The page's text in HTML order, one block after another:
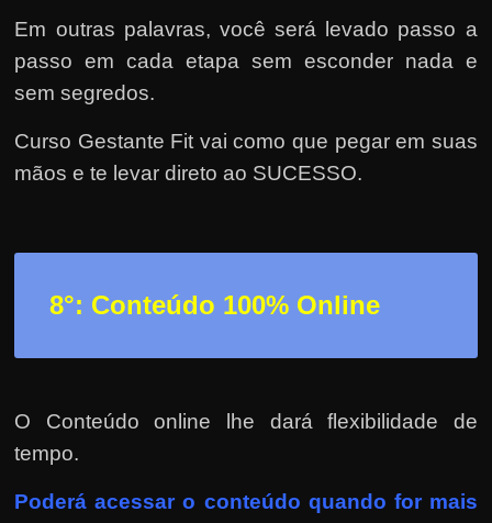
Em outras palavras, você será levado passo a
passo em cada etapa sem esconder nada e
sem segredos.
Curso Gestante Fit vai como que pegar em suas
mãos e te levar direto ao SUCESSO.
8°: Conteúdo 100% Online
O Conteúdo online lhe dará flexibilidade de
tempo.
Poderá acessar o conteúdo quando for mais